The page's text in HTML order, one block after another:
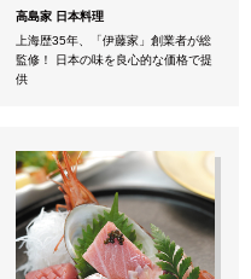
高島家 日本料理
上海歴35年、「伊藤家」創業者が総
監修！ 日本の味を良心的な価格で提
供